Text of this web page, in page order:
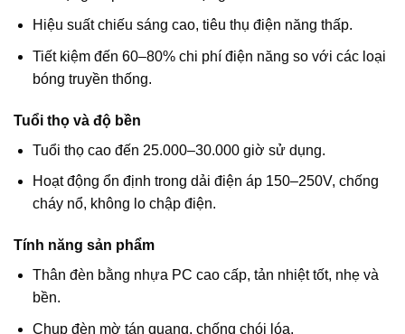
Hiệu suất chiếu sáng cao, tiêu thụ điện năng thấp.
Tiết kiệm đến 60–80% chi phí điện năng so với các loại
bóng truyền thống.
Tuổi thọ và độ bền
Tuổi thọ cao đến 25.000–30.000 giờ sử dụng.
Hoạt động ổn định trong dải điện áp 150–250V, chống
cháy nổ, không lo chập điện.
Tính năng sản phẩm
Thân đèn bằng nhựa PC cao cấp, tản nhiệt tốt, nhẹ và
bền.
Chụp đèn mờ tán quang, chống chói lóa.